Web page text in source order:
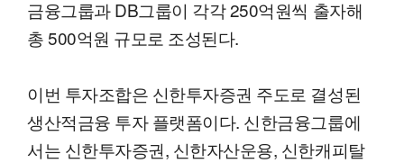
금융그룹과 DB그룹이 각각 250억원씩 출자해
총 500억원 규모로 조성된다.
이번 투자조합은 신한투자증권 주도로 결성된
생산적금융 투자 플랫폼이다. 신한금융그룹에
서는 신한투자증권, 신한자산운용, 신한캐피탈